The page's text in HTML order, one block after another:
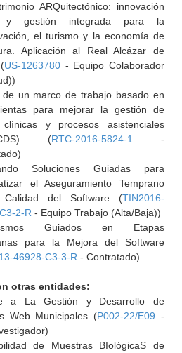
ARQuitectónico: innovación
y gestión integrada para la
el turismo y la economía de
Aplicación al Real Alcázar de
US-1263780 - Equipo Colaborador
de un marco de trabajo basado en
para mejorar la gestión de
clínicas y procesos asistenciales
(RTC-2016-5824-1
-
Soluciones Guiadas para
el Aseguramiento Temprano
del Software (TIN2016-
2-R - Equipo Trabajo (Alta/Baja))
Guiados en Etapas
para la Mejora del Software
46928-C3-3-R - Contratado)
otras entidades:
a La Gestión y Desarrollo de
Web Municipales (P002-22/E09 -
de Muestras BIológicaS de